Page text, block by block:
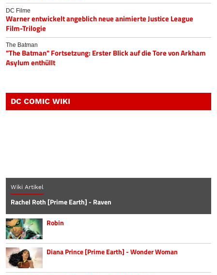
DC Filme
Warner entwickelt angeblich neue animierte Justice League
Film-Trilogie
The Batman
"The Batman" Fortsetzung: Erster Blick auf die Tore von Arkham
Asylum enthüllt
DC COMIC WIKI
Wiki Artikel
Rachel Roth [Prime Earth] - Raven
Robin
Diana Prince [Prime Earth] - Wonder Woman